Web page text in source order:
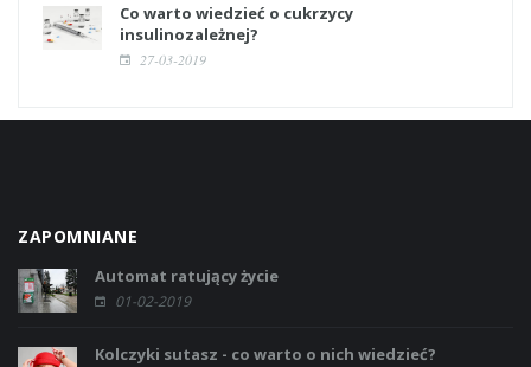
Co warto wiedzieć o cukrzycy
insulinozależnej?
27-03-2019
ZAPOMNIANE
Automat ratujący życie
01-02-2019
Kolczyki sutasz - co warto o nich wiedzieć?